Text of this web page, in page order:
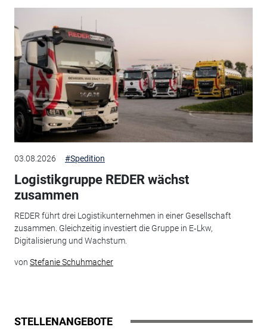
03.08.2026 #Spedition
Logistikgruppe REDER wächst
zusammen
REDER führt drei Logistikunternehmen in einer Gesellschaft
zusammen. Gleichzeitig investiert die Gruppe in E‑Lkw,
Digitalisierung und Wachstum.
von Stefanie Schuhmacher
STELLENANGEBOTE